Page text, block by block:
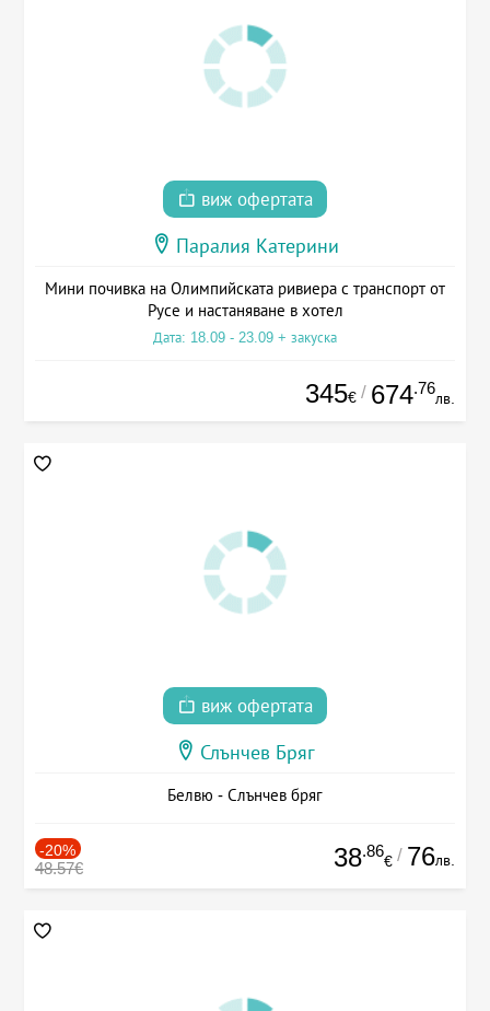
виж офертата
Паралия Катерини
Мини почивка на Олимпийската ривиера с транспорт от
Русе и настаняване в хотел
Дата: 18.09 - 23.09 + закуска
345€ / 674.76
лв.
виж офертата
Слънчев Бряг
Белвю - Слънчев бряг
-20%
48.57€ 38.86
€ / 76лв.